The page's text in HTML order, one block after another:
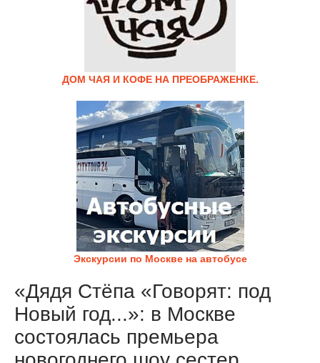
ДОМ ЧАЯ И КОФЕ НА ПРЕОБРАЖЕНКЕ.
Экскурсии по Москве на автобусе
«Дядя Стёпа «Говорят: под
Новый год...»: в Москве
состоялась премьера